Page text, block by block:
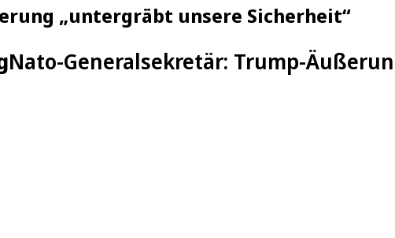
„untergräbt unsere Sicherheit“
Nato-Generalsekretär: Trump-